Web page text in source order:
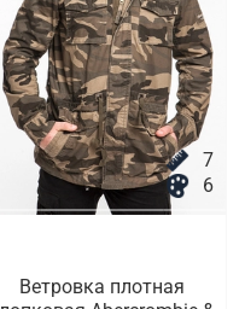
7
6
Ветровка плотная